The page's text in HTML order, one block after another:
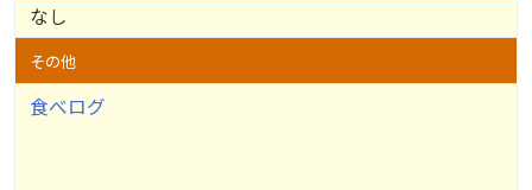
なし
その他
食べログ